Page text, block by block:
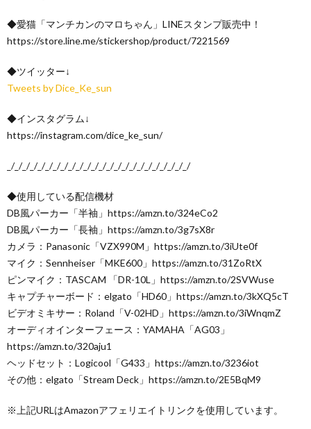
◆愛猫「マンチカンのマロちゃん」LINEスタンプ販売中！
https://store.line.me/stickershop/product/7221569
◆ツイッター↓
Tweets by Dice_Ke_sun
◆インスタグラム↓
https://instagram.com/dice_ke_sun/
_/_/_/_/_/_/_/_/_/_/_/_/_/_/_/_/_/_/_/_/_/_/_/_/
◆使用している配信機材
DB風パーカー「半袖」https://amzn.to/324eCo2
DB風パーカー「長袖」https://amzn.to/3g7sX8r
カメラ：Panasonic「VZX990M」https://amzn.to/3iUte0f
マイク：Sennheiser「MKE600」https://amzn.to/31ZoRtX
ピンマイク：TASCAM 「DR-10L」https://amzn.to/2SVWuse
キャプチャーボード：elgato「HD60」https://amzn.to/3kXQ5cT
ビデオミキサー：Roland「V-02HD」https://amzn.to/3iWnqmZ
オーディオインターフェース：YAMAHA「AG03」
https://amzn.to/320aju1
ヘッドセット：Logicool「G433」https://amzn.to/3236iot
その他：elgato「Stream Deck」https://amzn.to/2E5BqM9
※上記URLはAmazonアフェリエイトリンクを使用しています。